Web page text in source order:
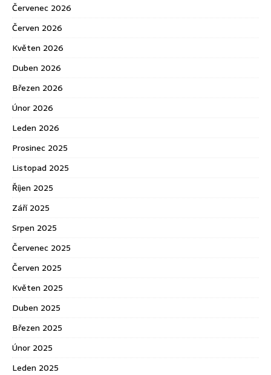
Červenec 2026
Červen 2026
Květen 2026
Duben 2026
Březen 2026
Únor 2026
Leden 2026
Prosinec 2025
Listopad 2025
Říjen 2025
Září 2025
Srpen 2025
Červenec 2025
Červen 2025
Květen 2025
Duben 2025
Březen 2025
Únor 2025
Leden 2025